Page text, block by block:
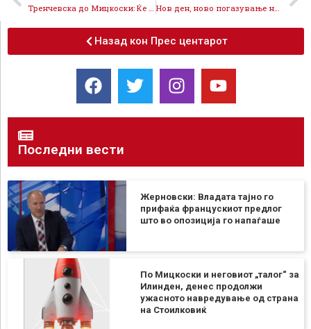
Нов ден, ново погазување на ветувањата: ВМРО-ДПМНЕ ќе ја гради пругата кон Бугарија по истиот проект
Назад кон Прес центарот
Последни вести
Жерновски: Владата тајно го
прифаќа францускиот предлог
што во опозиција го напаѓаше
По Мицкоски и неговиот „талог“ за
Илинден, денес продолжи
ужасното навредување од страна
на Стоилковиќ